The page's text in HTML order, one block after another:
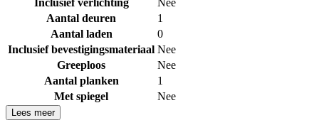
Aantal deuren
1
Aantal laden
0
Inclusief bevestigingsmateriaal Nee
Greeploos
Nee
Aantal planken
1
Met spiegel
Nee
Lees meer